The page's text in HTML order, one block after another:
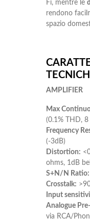
Fi, mentre le
rendono
spazio
AMPLIFIER
Max
(0.1% THD,
Frequency
(-3dB)
Distortion:
ohms, 1dB
S+N/N Ratio:
Crosstalk:
Input
Analogue
via RCA/